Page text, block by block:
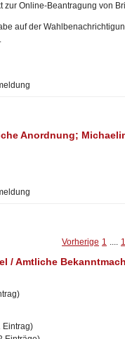
zur Online-Beantragung von
auf der
Anordnung;
Vorherige 1 ....
/ Amtliche
Eintrag)